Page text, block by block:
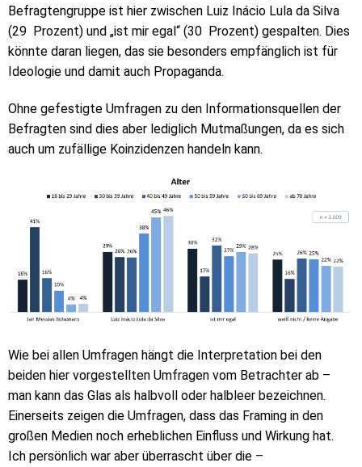
Befragtengruppe ist hier zwischen Luiz Inácio Lula da Silva
(29 Prozent) und „ist mir egal“ (30 Prozent) gespalten. Dies
könnte daran liegen, das sie besonders empfänglich ist für
Ideologie und damit auch Propaganda.
Ohne gefestigte Umfragen zu den Informationsquellen der
Befragten sind dies aber lediglich Mutmaßungen, da es sich
auch um zufällige Koinzidenzen handeln kann.
Wie bei allen Umfragen hängt die Interpretation bei den
beiden hier vorgestellten Umfragen vom Betrachter ab –
man kann das Glas als halbvoll oder halbleer bezeichnen.
Einerseits zeigen die Umfragen, dass das Framing in den
großen Medien noch erheblichen Einfluss und Wirkung hat.
Ich persönlich war aber überrascht über die –